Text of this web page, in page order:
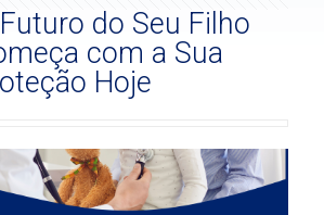
do Seu Filho
com a Sua
Hoje